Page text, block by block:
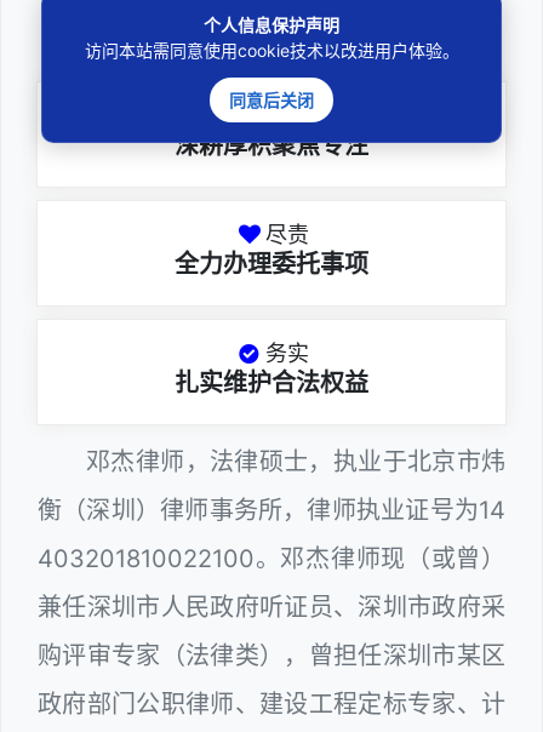
邓杰律师
专业
深耕厚积聚焦专注
尽责
全力办理委托事项
务实
扎实维护合法权益
邓杰律师，法律硕士，执业于北京市炜
衡（深圳）律师事务所，律师执业证号为14
403201810022100。邓杰律师现（或曾）
兼任深圳市人民政府听证员、深圳市政府采
购评审专家（法律类），曾担任深圳市某区
政府部门公职律师、建设工程定标专家、计
个人信息保护声明
访问本站需同意使用cookie技术以改进用户体验。
同意后关闭